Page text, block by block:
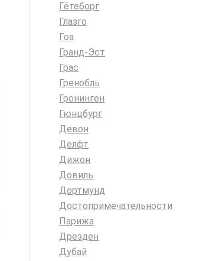
Гётеборг
Глазго
Гоа
Гранд-Эст
Грас
Гренобль
Гронинген
Гюнцбург
Девон
Делфт
Дижон
Довиль
Дортмунд
Достопримечательности
Парижа
Дрезден
Дубай